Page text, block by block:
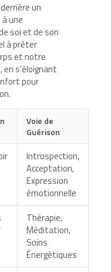
un
une
soi et de son
à prêter
et notre
s’éloignant
pour
Voie de
Guérison
Introspection,
Acceptation,
Expression
émotionnelle
Thérapie,
Méditation,
Soins
Énergétiques